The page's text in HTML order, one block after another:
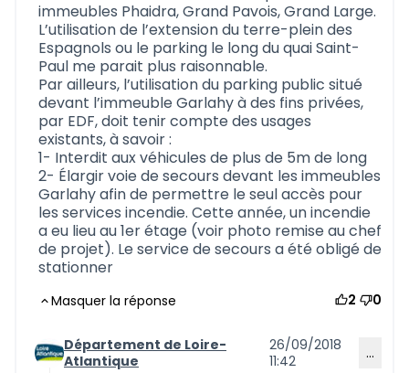
immeubles Phaidra, Grand Pavois, Grand Large.
L’utilisation de l’extension du terre-plein des
Espagnols ou le parking le long du quai Saint-
Paul me parait plus raisonnable.
Par ailleurs, l’utilisation du parking public situé
devant l’immeuble Garlahy à des fins privées,
par EDF, doit tenir compte des usages
existants, à savoir :
1- Interdit aux véhicules de plus de 5m de long
2- Élargir voie de secours devant les immeubles
Garlahy afin de permettre le seul accès pour
les services incendie. Cette année, un incendie
a eu lieu au 1er étage (voir photo remise au chef
de projet). Le service de secours a été obligé de
stationner
Masquer la réponse 2 0
Commentaire 546 (réponse au commentaire 545)
Département de Loire-
Atlantique
26/09/2018
11:42
…